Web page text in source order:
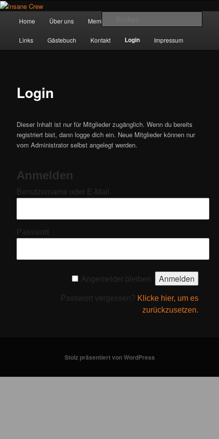
Zum
wechseln
Insane Crew
Herzlich willkommen bei der Insane Crew!
Home Über uns Member
Links Gästebuch Kontakt Login Impressum
Login
Dieser Inhalt ist nur für Mitglieder zugänglich. Wenn du bereits
registriert bist, dann logge dich ein. Neue Mitglieder können nur
vom Administrator selbst angelegt werden.
Anmelden
Benutzername oder E-Mail
Passwort
Angemeldet bleiben
Passwort vergessen? Klicke hier, um es
zurückzusetzen.
Stolz präsentiert von WordPress